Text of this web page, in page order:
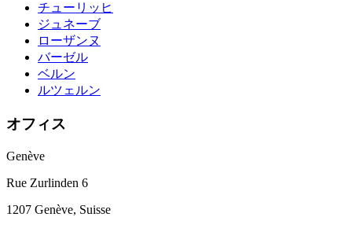
チューリッヒ
ジュネーブ
ローザンヌ
バーゼル
ベルン
ルツェルン
オフィス
Genève
Rue Zurlinden 6
1207 Genève, Suisse